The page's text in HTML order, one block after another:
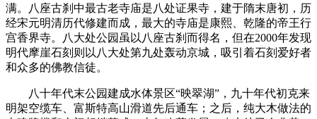
满。八座古刹中最古老寺庙是八处证果寺，建于隋末唐初，历
经宋元明清历代修建而成，最大的寺庙是康熙、乾隆的帝王行
宫香界寺。八大处公园虽以八座古刹而得名，但在2000年发现
明代摩崖石刻则以八大处第九处轰动京城，吸引着石刻爱好者
和众多的佛教信徒。
八十年代末公园建成水体景区“映翠湖”，九十年代初克来
明架空缆车、富斯特高山滑道先后通车；之后，纯大木做法的